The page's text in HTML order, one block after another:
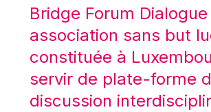
Mario Centeno
Mario Monti
Maroš ŠEFČOVIČ
Martin Bailey
Martine Reicherts
Bridge Forum
association sans but
constituée à
servir de plate-forme
discussion